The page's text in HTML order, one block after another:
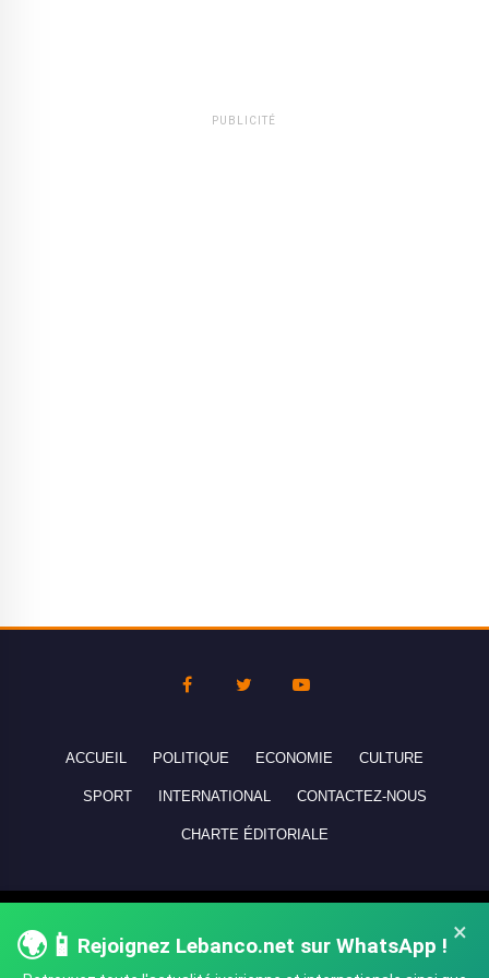
PUBLICITÉ
×
🌍📱 Rejoignez Lebanco.net sur WhatsApp !
ACCUEIL POLITIQUE ECONOMIE CULTURE
SPORT INTERNATIONAL CONTACTEZ-NOUS
CHARTE ÉDITORIALE
réservés - All rights reserved.